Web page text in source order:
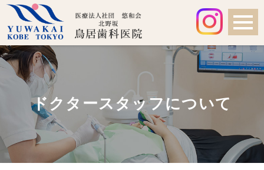
ドクタースタッフについて